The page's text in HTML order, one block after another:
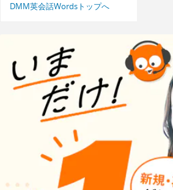
DMM英会話Wordsトップへ